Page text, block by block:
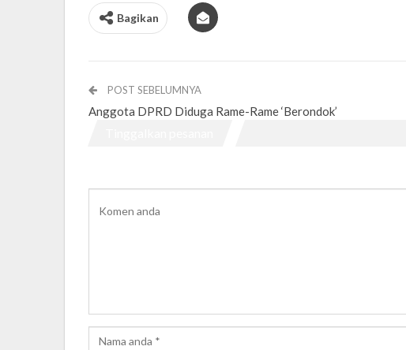
Bagikan
POST SEBELUMNYA
Anggota DPRD Diduga Rame-Rame ‘Berondok’